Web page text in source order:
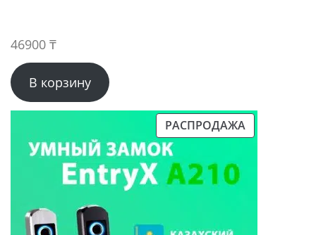
46900 ₸
В корзину
РАСПРОДАЖА
ПРОДАВАЕМЫЙ
ТОВАР